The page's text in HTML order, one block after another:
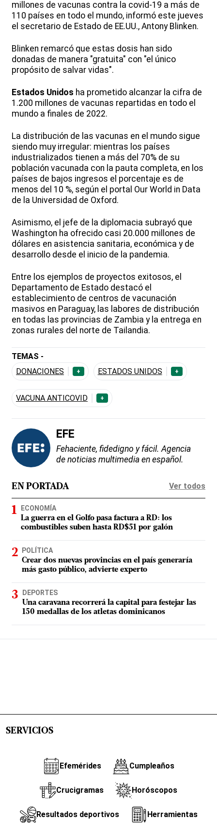
millones de vacunas contra la covid-19 a más de
110 países en todo el mundo, informó este jueves
el secretario de Estado de EE.UU., Antony Blinken.
Blinken remarcó que estas dosis han sido
donadas de manera "gratuita" con "el único
propósito de salvar vidas".
Estados Unidos ha prometido alcanzar la cifra de
1.200 millones de vacunas repartidas en todo el
mundo a finales de 2022.
La distribución de las vacunas en el mundo sigue
siendo muy irregular: mientras los países
industrializados tienen a más del 70% de su
población vacunada con la pauta completa, en los
países de bajos ingresos el porcentaje es de
menos del 10 %, según el portal Our World in Data
de la Universidad de Oxford.
Asimismo, el jefe de la diplomacia subrayó que
Washington ha ofrecido casi 20.000 millones de
dólares en asistencia sanitaria, económica y de
desarrollo desde el inicio de la pandemia.
Entre los ejemplos de proyectos exitosos, el
Departamento de Estado destacó el
establecimiento de centros de vacunación
masivos en Paraguay, las labores de distribución
en todas las provincias de Zambia y la entrega en
zonas rurales del norte de Tailandia.
TEMAS -
DONACIONES
+ ESTADOS UNIDOS +
VACUNA ANTICOVID +
EFE
Fehaciente, fidedigno y fácil. Agencia
de noticias multimedia en español.
EN PORTADA Ver todos
ECONOMÍA
La guerra en el Golfo pasa factura a RD: los
combustibles suben hasta RD$51 por galón
POLÍTICA
Crear dos nuevas provincias en el país generaría
más gasto público, advierte experto
DEPORTES
Una caravana recorrerá la capital para festejar las
150 medallas de los atletas dominicanos
SERVICIOS
Efemérides Cumpleaños
Crucigramas Horóscopos
Resultados deportivos Herramientas